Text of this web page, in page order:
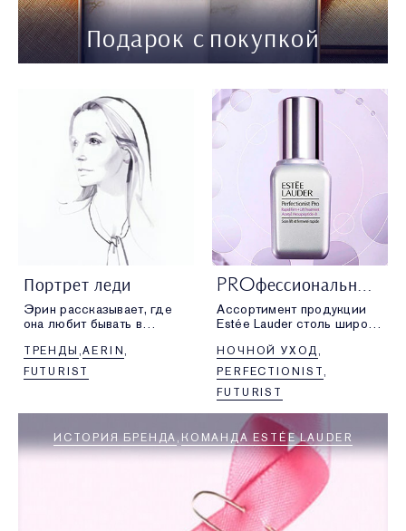
Подарок с покупкой
Портрет леди
Эрин рассказывает, где
она любит бывать в
и вспоминает, как был
нарисован ее портрет.
ТРЕНДЫ AERIN
FUTURIST
Ассортимент продукции
Estée Lauder столь широк,
средства совсем
не просто. Но мы
стараемся
и представляем вам
лучшее средство месяца.
НОЧНОЙ УХОД
PERFECTIONIST
FUTURIST
ИСТОРИЯ БРЕНДА КОМАНДА ESTÉE LAUDER